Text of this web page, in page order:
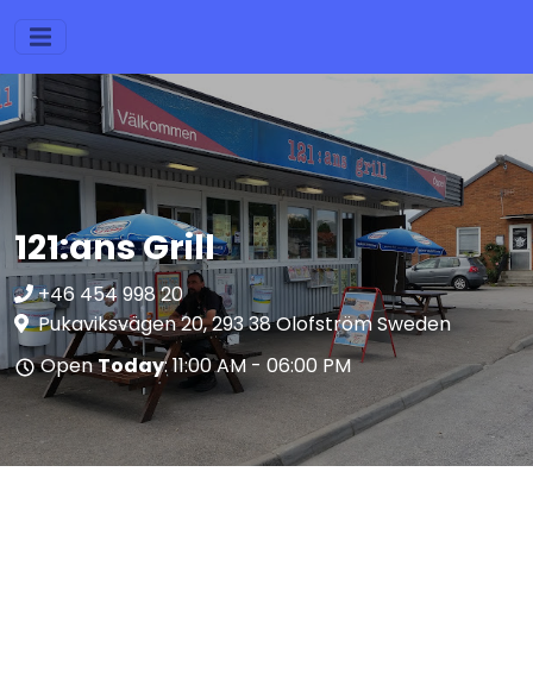
121:ans Grill
+46 454 998 20
Pukaviksvägen 20, 293 38 Olofström Sweden
OpenToday: 11:00 AM - 06:00 PM